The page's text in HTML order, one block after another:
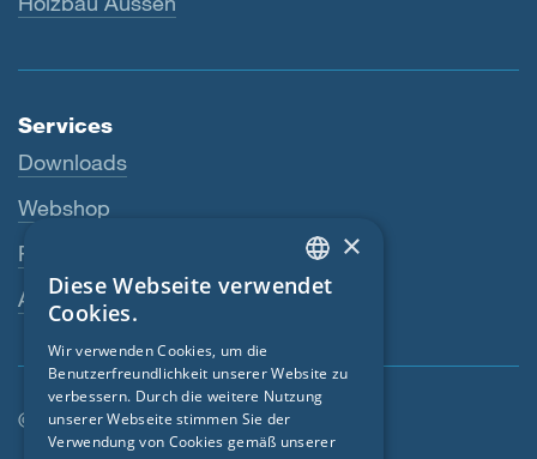
Services
Downloads
Webshop
Fachhändler
Ansprechperson
© SIGA 2026
ENGLISH
FRENCH
CZECH
×
Diese Webseite verwendet
Cookies.
Wir verwenden Cookies, um die
Benutzerfreundlichkeit unserer Website zu
verbessern. Durch die weitere Nutzung
unserer Webseite stimmen Sie der
Verwendung von Cookies gemäß unserer